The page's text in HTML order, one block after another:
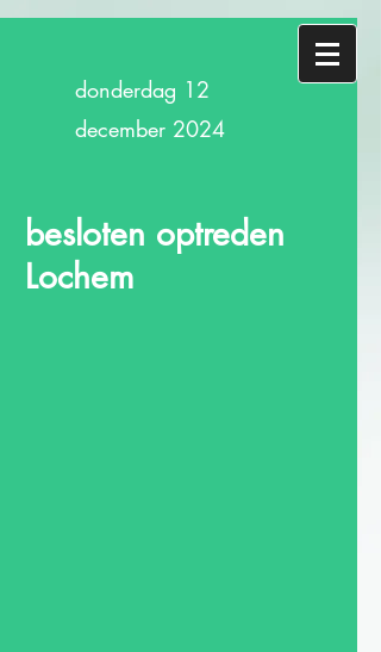
donderdag 12
december 2024
besloten optreden
Lochem